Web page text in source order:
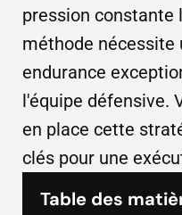
pression constante
méthode nécessite
endurance
l'équipe défensive.
en place cette
clés pour une
Table des